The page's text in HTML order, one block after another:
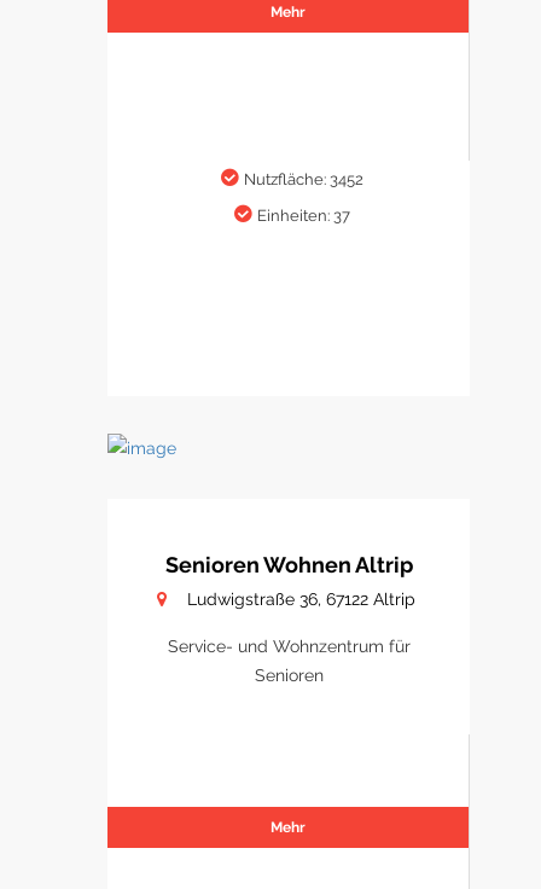
Mehr
Nutzfläche: 3452
Einheiten: 37
Senioren Wohnen Altrip
Ludwigstraße 36, 67122 Altrip
Service- und Wohnzentrum für
Senioren
Mehr